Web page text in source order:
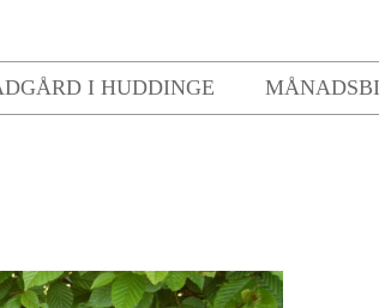
I HUDDINGE